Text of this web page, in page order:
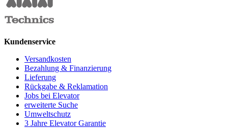
Kundenservice
Versandkosten
Bezahlung & Finanzierung
Lieferung
Rückgabe & Reklamation
Jobs bei Elevator
erweiterte Suche
Umweltschutz
3 Jahre Elevator Garantie